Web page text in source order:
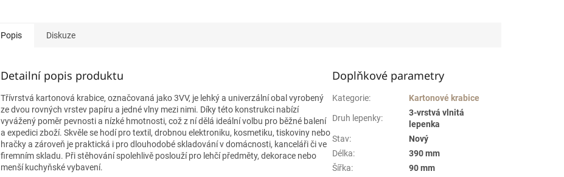
Popis Diskuze
Detailní popis produktu
Třívrstvá kartonová krabice, označovaná jako 3VV, je lehký a univerzální obal vyrobený
ze dvou rovných vrstev papíru a jedné vlny mezi nimi. Díky této konstrukci nabízí
vyvážený poměr pevnosti a nízké hmotnosti, což z ní dělá ideální volbu pro běžné balení
a expedici zboží. Skvěle se hodí pro textil, drobnou elektroniku, kosmetiku, tiskoviny nebo
hračky a zároveň je praktická i pro dlouhodobé skladování v domácnosti, kanceláři či ve
firemním skladu. Při stěhování spolehlivě poslouží pro lehčí předměty, dekorace nebo
menší kuchyňské vybavení.
Doplňkové parametry
Kategorie: Kartonové krabice
Druh lepenky:
3-vrstvá vlnitá
lepenka
Stav:
Nový
Délka:
390 mm
Šířka:
90 mm